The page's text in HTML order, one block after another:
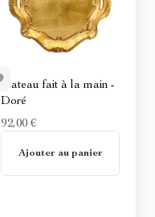
Plateau fait à la main -
Doré
92,00 €
Ajouter au panier